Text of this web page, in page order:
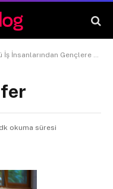
İnsanlarından Gençlere Kariyer Tavsiyeleri!
okuma süresi